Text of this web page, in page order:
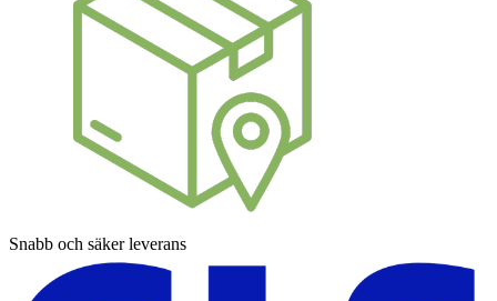
Snabb och säker leverans